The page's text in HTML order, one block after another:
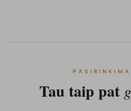
Tau taip pat